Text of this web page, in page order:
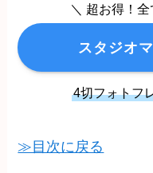
＼ 超お得！
スタジオ
4切フォトフ
≫目次に戻る